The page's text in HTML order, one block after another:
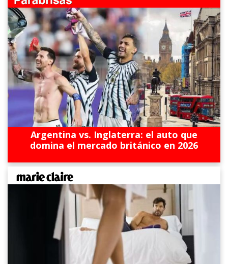
Argentina vs. Inglaterra: el auto que
domina el mercado británico en 2026